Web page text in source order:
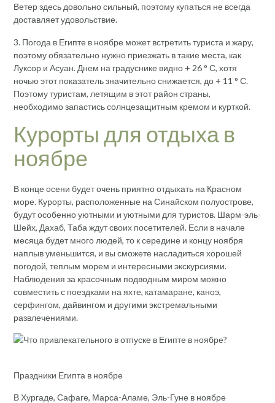
Ветер здесь довольно сильный, поэтому купаться не всегда
доставляет удовольствие.
3. Погода в Египте в ноябре может встретить туриста и жару,
поэтому обязательно нужно приезжать в такие места, как
Луксор и Асуан. Днем на градуснике видно + 26 ° С, хотя
ночью этот показатель значительно снижается, до + 11 ° С.
Поэтому туристам, летящим в этот район страны,
необходимо запастись солнцезащитным кремом и курткой.
Курорты для отдыха в
ноябре
В конце осени будет очень приятно отдыхать на Красном
море. Курорты, расположенные на Синайском полуострове,
будут особенно уютными и уютными для туристов. Шарм-эль-
Шейх, Дахаб, Таба ждут своих посетителей. Если в начале
месяца будет много людей, то к середине и концу ноября
наплыв уменьшится, и вы сможете насладиться хорошей
погодой, теплым морем и интересными экскурсиями.
Наблюдения за красочным подводным миром можно
совместить с поездками на яхте, катамаране, каноэ,
серфингом, дайвингом и другими экстремальными
развлечениями.
Праздники Египта в ноябре
В Хургаде, Сафаге, Марса-Аламе, Эль-Гуне в ноябре